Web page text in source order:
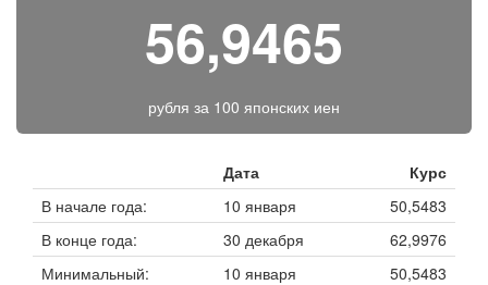
56,9465
рубля за 100 японских иен
Дата
Курс
В начале года:
10 января
50,5483
В конце года:
30 декабря
62,9976
Минимальный:
10 января
50,5483